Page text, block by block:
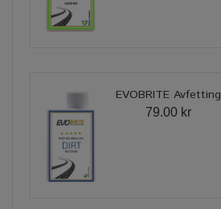
EVOBRITE Avfetting
79.00 kr